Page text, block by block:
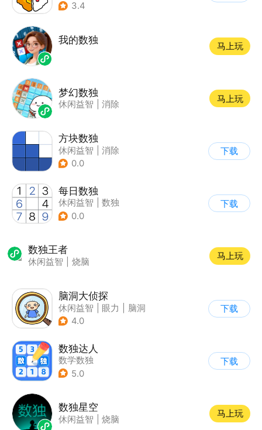
3.4
我的数独
马上玩
梦幻数独
休闲益智 消除
马上玩
方块数独
休闲益智
消除
0.0
下载
每日数独
休闲益智
数独
0.0
下载
数独王者
休闲益智 烧脑
马上玩
脑洞大侦探
休闲益智 眼力
脑洞
| 卡通
4.0
下载
数独达人
数学数独
5.0
下载
数独星空
休闲益智 烧脑
马上玩